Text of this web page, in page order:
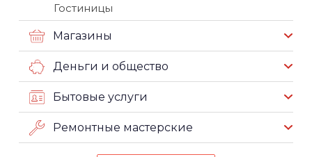
Гостиницы
Магазины
Деньги и общество
Бытовые услуги
Ремонтные мастерские